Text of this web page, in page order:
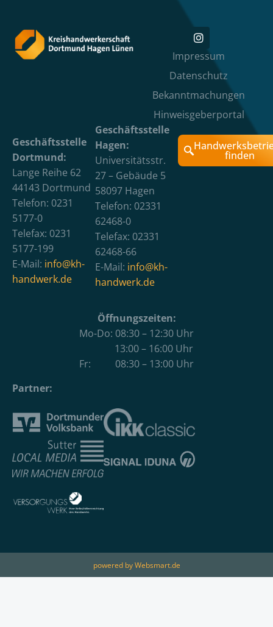
Impressum
Datenschutz
Bekanntmachungen
Hinweisgeberportal
Geschäftsstelle
Dortmund:
Lange Reihe 62
44143 Dortmund
Telefon: 0231
5177-0
Telefax: 0231
5177-199
E-Mail: info@kh-
handwerk.de
Geschäftsstelle
Hagen:
Universitätsstr.
27 – Gebäude 5
58097 Hagen
Telefon: 02331
62468-0
Telefax: 02331
62468-66
E-Mail: info@kh-
handwerk.de
finden
Öffnungszeiten:
Mo-Do: 08:30 – 12:30 Uhr
13:00 – 16:00 Uhr
Fr: 08:30 – 13:00 Uhr
Partner:
powered by Websmart.de